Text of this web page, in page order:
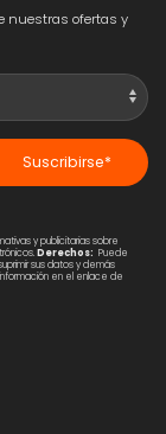
nuestras ofertas y
Suscribirse*
y publicitarias sobre
Derechos: Puede
sus datos y demás
en el enlace de